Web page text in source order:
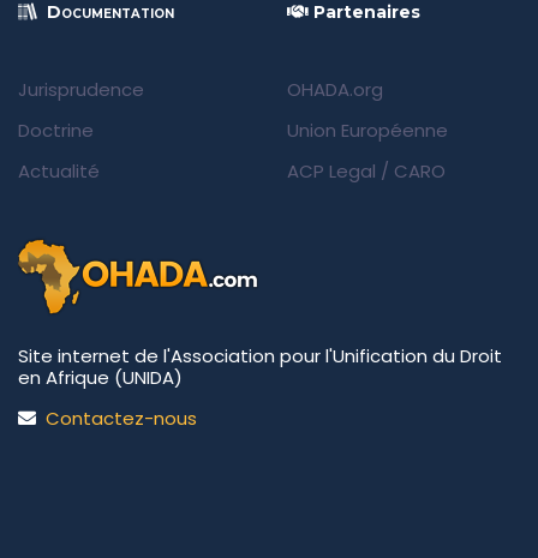
Documentation
Jurisprudence
Doctrine
Actualité
Partenaires
OHADA.org
Union Européenne
ACP Legal / CARO
Site internet de l'Association pour l'Unification du Droit
en Afrique (UNIDA)
Contactez-nous